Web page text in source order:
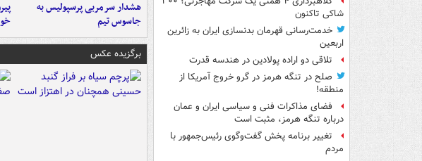
شاکی تاکنون
خدمت‌رسانی قهرمان بدنسازی ایران به زائرین
اربعین
تلاقی دو اراده پولادین در هندسه قدرت
صلح در تنگه هرمز در گرو خروج آمریکا از
منطقه!
فضای مذاکرات فنی و سیاسی ایران و عمان
درباره تنگه هرمز، مثبت است
تغییر برنامه پخش گفت‌وگوی رئیس‌جمهور با
مردم
هشدار سرمربی پرسپولیس به
جاسوس تیم
برگزیده عکس